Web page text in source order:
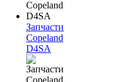
Запчасти
Copeland
D4SA